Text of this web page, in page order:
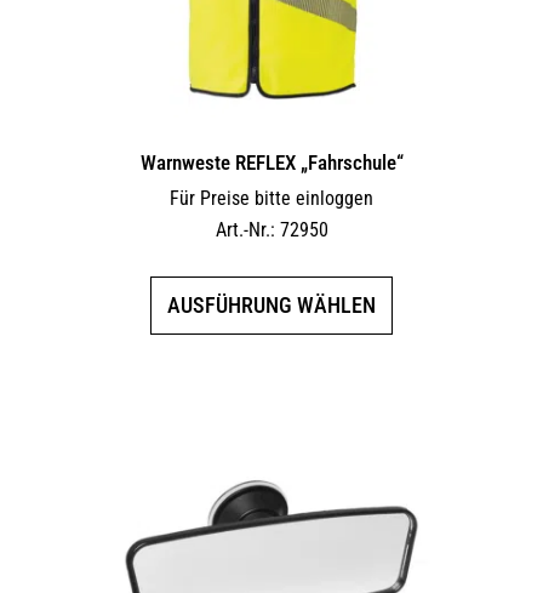
Warnweste REFLEX „Fahrschule“
Für Preise bitte einloggen
Art.-Nr.: 72950
AUSFÜHRUNG WÄHLEN
Optionen
können
auf